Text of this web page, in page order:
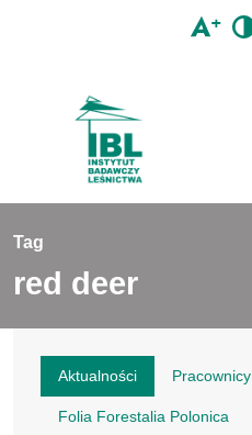
Tag
red deer
Aktualności Pracownicy
Folia Forestalia Polonica